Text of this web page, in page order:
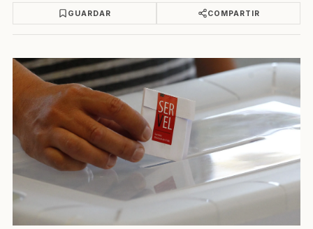
GUARDAR COMPARTIR